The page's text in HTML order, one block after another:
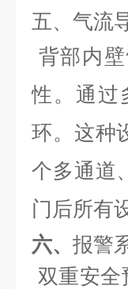
五、气流
背部内壁
性。通过
环。这种
个多通道
门后所有
六、 报警
双重安全